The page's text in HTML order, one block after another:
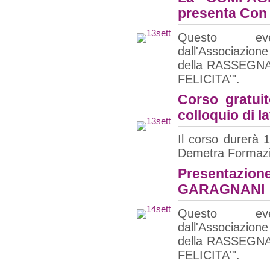
presenta
Questo
della
FELICITA'".
Corso
colloquio di
Il corso durerà
Demetra
GARAGNANI
Questo
della
FELICITA'".